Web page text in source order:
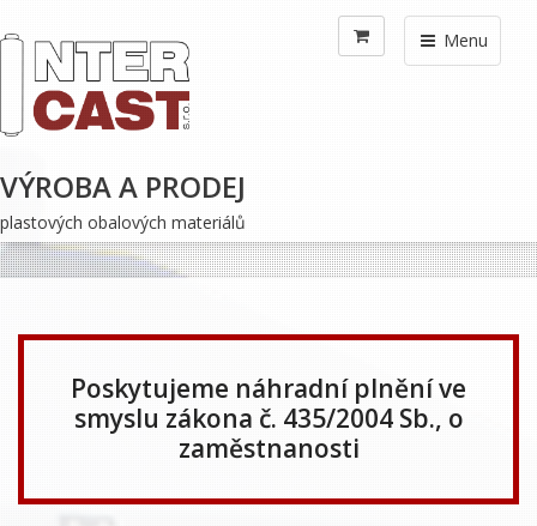
Menu
VÝROBA A PRODEJ
plastových obalových materiálů
Poskytujeme náhradní plnění ve
smyslu zákona č. 435/2004 Sb., o
zaměstnanosti